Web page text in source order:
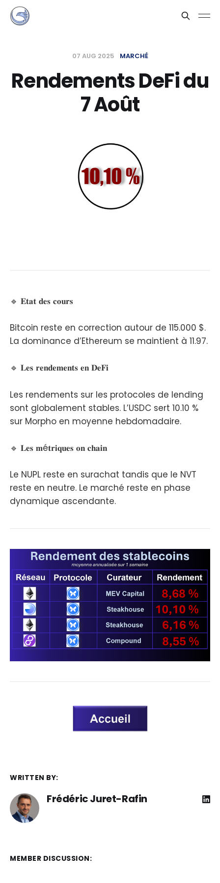
07 AUG 2025 MARCHÉ
Rendements DeFi du
7 Août
🔹 𝐄𝐭𝐚𝐭 𝐝𝐞𝐬 𝐜𝐨𝐮𝐫𝐬
Bitcoin reste en correction autour de 115.000 $.
La dominance d’Ethereum se maintient à 11.97.
🔹 𝐋𝐞𝐬 𝐫𝐞𝐧𝐝𝐞𝐦𝐞𝐧𝐭𝐬 𝐞𝐧 𝐃𝐞𝐅𝐢
Les rendements sur les protocoles de lending
sont globalement stables. L’USDC sert 10.10 %
sur Morpho en moyenne hebdomadaire.
🔹 𝐋𝐞𝐬 𝐦é𝐭𝐫𝐢𝐪𝐮𝐞𝐬 𝐨𝐧 𝐜𝐡𝐚𝐢𝐧
Le NUPL reste en surachat tandis que le NVT
reste en neutre. Le marché reste en phase
dynamique ascendante.
WRITTEN BY:
Frédéric Juret-Rafin
MEMBER DISCUSSION: